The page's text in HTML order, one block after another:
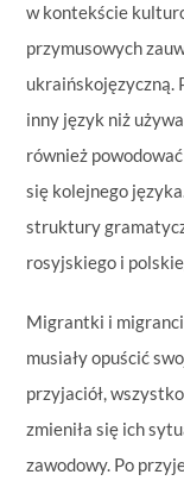
w kontekście
przymusowych
ukraińskojęzyczną.
inny język niż
również
się kolejnego
struktury
rosyjskiego i
Migrantki i
musiały opuścić
przyjaciół,
zmieniła się ich
zawodowy. Po